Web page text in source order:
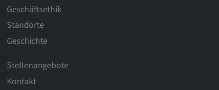
Geschäftsethik
Standorte
Geschichte
Stellenangebote
Kontakt